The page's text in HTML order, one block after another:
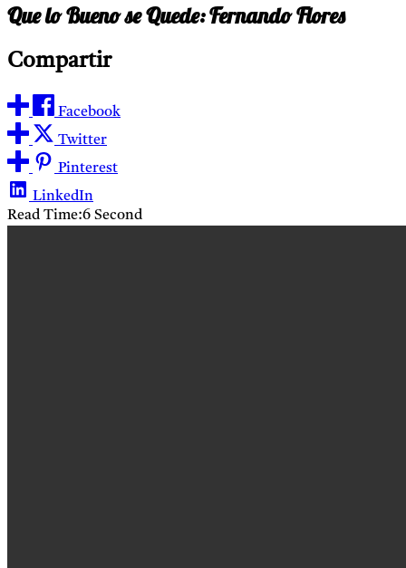
Que lo Bueno se Quede: Fernando Flores
Compartir
Facebook
Twitter
Pinterest
LinkedIn
Read Time:6 Second